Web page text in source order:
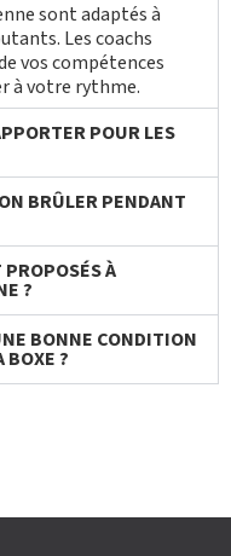
sont adaptés à
Les coachs
vos compétences
à votre rythme.
POUR LES
BRÛLER PENDANT
À
?
BONNE CONDITION
BOXE ?